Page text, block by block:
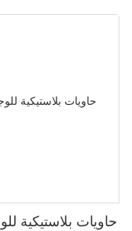
حاويات بلاستيكية